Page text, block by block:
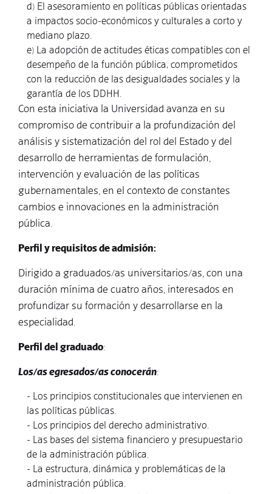
d) El asesoramiento en políticas públicas orientadas
a impactos socio-económicos y culturales a corto y
mediano plazo.
e) La adopción de actitudes éticas compatibles con el
desempeño de la función pública, comprometidos
con la reducción de las desigualdades sociales y la
garantía de los DDHH.
Con esta iniciativa la Universidad avanza en su
compromiso de contribuir a la profundización del
análisis y sistematización del rol del Estado y del
desarrollo de herramientas de formulación,
intervención y evaluación de las políticas
gubernamentales, en el contexto de constantes
cambios e innovaciones en la administración
pública.
Perfil y requisitos de admisión:
Dirigido a graduados/as universitarios/as, con una
duración mínima de cuatro años, interesados en
profundizar su formación y desarrollarse en la
especialidad.
Perfil del graduado:
Los/as egresados/as conocerán:
- Los principios constitucionales que intervienen en
las políticas públicas.
- Los principios del derecho administrativo.
- Las bases del sistema financiero y presupuestario
de la administración pública.
- La estructura, dinámica y problemáticas de la
administración pública.